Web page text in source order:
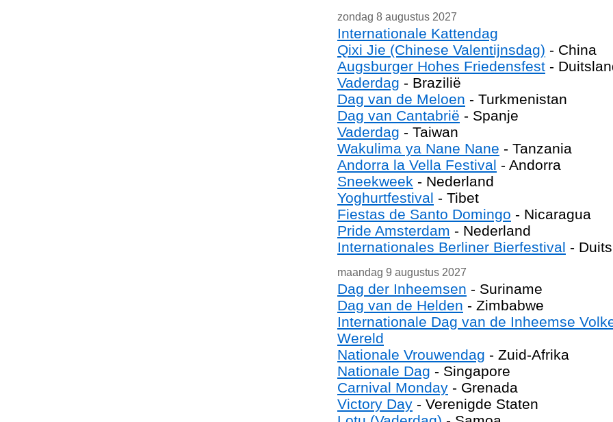
zondag 8 augustus 2027
Internationale Kattendag
Qixi Jie (Chinese Valentijnsdag) - China
Augsburger Hohes Friedensfest -
Vaderdag - Brazilië
Dag van de Meloen - Turkmenistan
Dag van Cantabrië - Spanje
Vaderdag - Taiwan
Wakulima ya Nane Nane - Tanzania
Andorra la Vella Festival - Andorra
Sneekweek - Nederland
Yoghurtfestival - Tibet
Fiestas de Santo Domingo - Nicaragua
Pride Amsterdam - Nederland
Internationales Berliner Bierfestival -
maandag 9 augustus 2027
Dag der Inheemsen - Suriname
Dag van de Helden - Zimbabwe
Internationale Dag van de Inheemse
Wereld
Nationale Vrouwendag - Zuid-Afrika
Nationale Dag - Singapore
Carnival Monday - Grenada
Victory Day - Verenigde Staten